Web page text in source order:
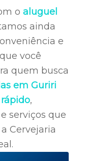
o aluguel
ainda
e
você
quem busca
em Guriri
,
serviços que
Cervejaria